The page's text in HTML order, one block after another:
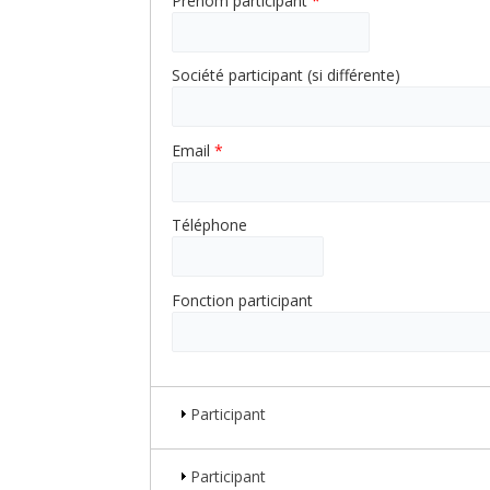
Société participant (si différente)
Email *
Téléphone
Fonction participant
Participant
Participant